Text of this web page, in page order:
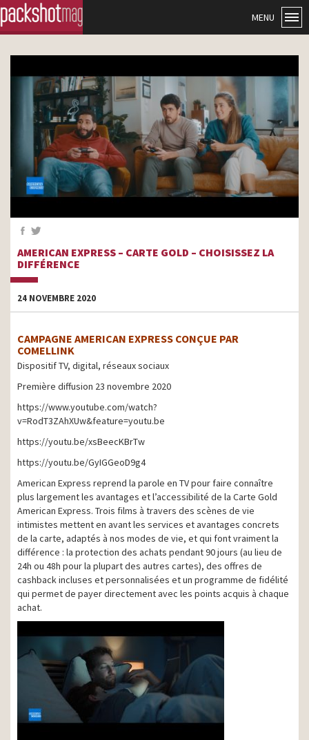
MENU
AMERICAN EXPRESS – CARTE GOLD – CHOISISSEZ LA
DIFFÉRENCE
24 NOVEMBRE 2020
CAMPAGNE AMERICAN EXPRESS CONÇUE PAR
COMELLINK
Dispositif TV, digital, réseaux sociaux
Première diffusion 23 novembre 2020
https://www.youtube.com/watch?
v=RodT3ZAhXUw&feature=youtu.be
https://youtu.be/xsBeecKBrTw
https://youtu.be/GyIGGeoD9g4
American Express reprend la parole en TV pour faire connaître
plus largement les avantages et l’accessibilité de la Carte Gold
American Express. Trois films à travers des scènes de vie
intimistes mettent en avant les services et avantages concrets
de la carte, adaptés à nos modes de vie, et qui font vraiment la
différence : la protection des achats pendant 90 jours (au lieu de
24h ou 48h pour la plupart des autres cartes), des offres de
cashback incluses et personnalisées et un programme de fidélité
qui permet de payer directement avec les points acquis à chaque
achat.